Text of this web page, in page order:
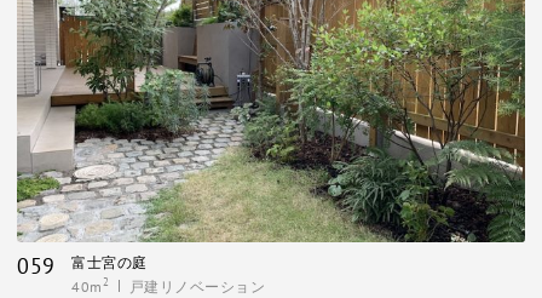
059
富士宮の庭
40m2 戸建リノベーション